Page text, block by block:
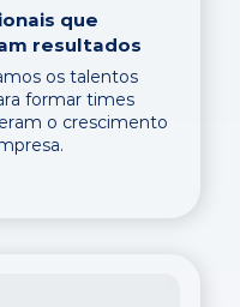
que
resultados
os talentos
formar times
o crescimento